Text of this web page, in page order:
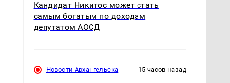
Кандидат Никитос может стать
самым богатым по доходам
депутатом АОСД
Новости Архангельска 15 часов назад